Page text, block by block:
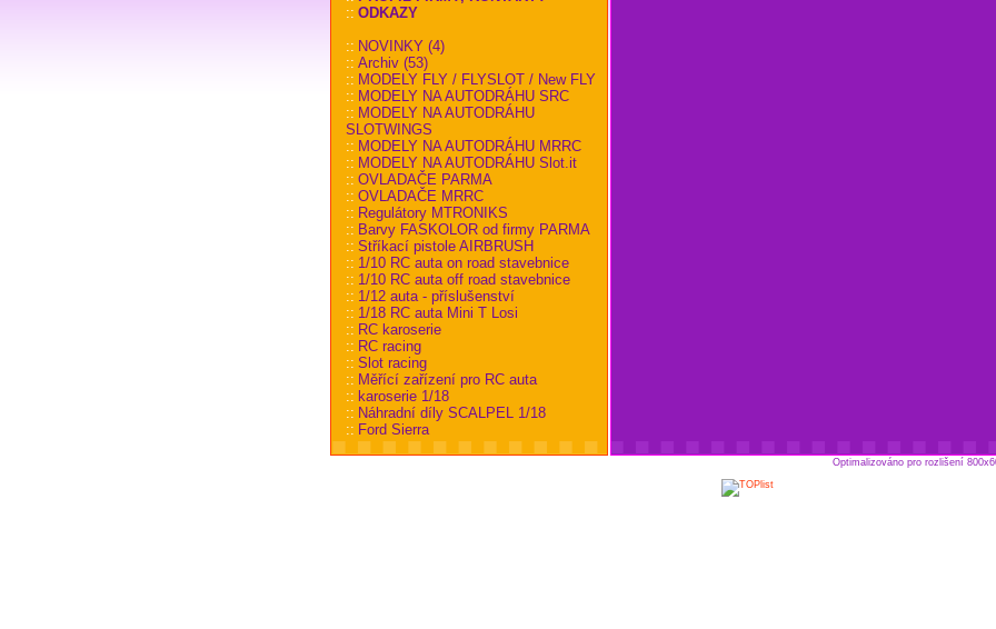
:: ODKAZY
:: NOVINKY (4)
:: Archiv (53)
:: MODELY FLY / FLYSLOT / New FLY
:: MODELY NA AUTODRÁHU SRC
:: MODELY NA AUTODRÁHU
SLOTWINGS
:: MODELY NA AUTODRÁHU MRRC
:: MODELY NA AUTODRÁHU Slot.it
:: OVLADAČE PARMA
:: OVLADAČE MRRC
:: Regulátory MTRONIKS
:: Barvy FASKOLOR od firmy PARMA
:: Stříkací pistole AIRBRUSH
:: 1/10 RC auta on road stavebnice
:: 1/10 RC auta off road stavebnice
:: 1/12 auta - příslušenství
:: 1/18 RC auta Mini T Losi
:: RC karoserie
:: RC racing
:: Slot racing
:: Měřící zařízení pro RC auta
:: karoserie 1/18
:: Náhradní díly SCALPEL 1/18
:: Ford Sierra
Optimalizováno pro rozlišení